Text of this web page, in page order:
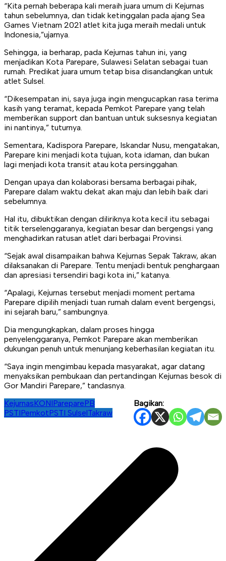
“Kita pernah beberapa kali meraih juara umum di Kejurnas
tahun sebelumnya, dan tidak ketinggalan pada ajang Sea
Games Vietnam 2021 atlet kita juga meraih medali untuk
Indonesia,”ujarnya.
Sehingga, ia berharap, pada Kejurnas tahun ini, yang
menjadikan Kota Parepare, Sulawesi Selatan sebagai tuan
rumah. Predikat juara umum tetap bisa disandangkan untuk
atlet Sulsel.
“Dikesempatan ini, saya juga ingin mengucapkan rasa terima
kasih yang teramat, kepada Pemkot Parepare yang telah
memberikan support dan bantuan untuk suksesnya kegiatan
ini nantinya,” tuturnya.
Sementara, Kadispora Parepare, Iskandar Nusu, mengatakan,
Parepare kini menjadi kota tujuan, kota idaman, dan bukan
lagi menjadi kota transit atau kota persinggahan.
Dengan upaya dan kolaborasi bersama berbagai pihak,
Parepare dalam waktu dekat akan maju dan lebih baik dari
sebelumnya.
Hal itu, dibuktikan dengan diliriknya kota kecil itu sebagai
titik terselenggaranya, kegiatan besar dan bergengsi yang
menghadirkan ratusan atlet dari berbagai Provinsi.
“Sejak awal disampaikan bahwa Kejurnas Sepak Takraw, akan
dilaksanakan di Parepare. Tentu menjadi bentuk penghargaan
dan apresiasi tersendiri bagi kota ini,” katanya.
“Apalagi, Kejurnas tersebut menjadi moment pertama
Parepare dipilih menjadi tuan rumah dalam event bergengsi,
ini sejarah baru,” sambungnya.
Dia mengungkapkan, dalam proses hingga
penyelenggaranya, Pemkot Parepare akan memberikan
dukungan penuh untuk menunjang keberhasilan kegiatan itu.
“Saya ingin mengimbau kepada masyarakat, agar datang
menyaksikan pembukaan dan pertandingan Kejurnas besok di
Gor Mandiri Parepare,” tandasnya.
Bagikan:
KejurnasKONIPareparePB
PSTIPemkotPSTI SulselTakraw